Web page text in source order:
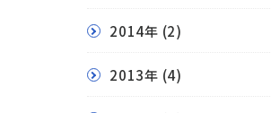
2014年 (2)
2013年 (4)